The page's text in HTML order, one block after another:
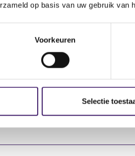
op basis van uw gebruik van
Voorkeuren
Selectie
de site